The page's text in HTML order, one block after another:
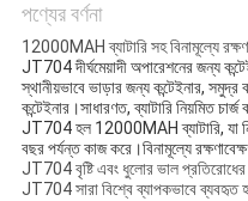
পণ্যের বর্ণনা
12000MAH ব্যাটারি সহ বিনামূল্যে
JT704 দীর্ঘমেয়াদী অপারেশনের জন্য
স্থানীয়ভাবে ভাড়ার জন্য কন্টেইনার,
কন্টেইনার।সাধারণত, ব্যাটারি নিয়মিত
JT704 হল 12000MAH ব্যাটারি, যা
বছর পর্যন্ত কাজ করে।বিনামূল্যে
JT704 বৃষ্টি এবং ধুলোর ভাল
JT704 সারা বিশ্বে ব্যাপকভাবে ব্যবহৃত